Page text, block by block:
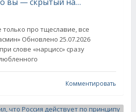
про тщеславие, все
Обновлено 25.07.2026
слове «нарцисс» сразу
Комментировать